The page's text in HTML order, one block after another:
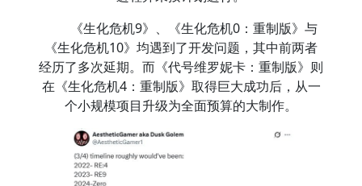
《生化危机9》、《生化危机0：重制版》与
《生化危机10》均遇到了开发问题，其中前两者
经历了多次延期。而《代号维罗妮卡：重制版》则
在《生化危机4：重制版》取得巨大成功后，从一
个小规模项目升级为全面预算的大制作。